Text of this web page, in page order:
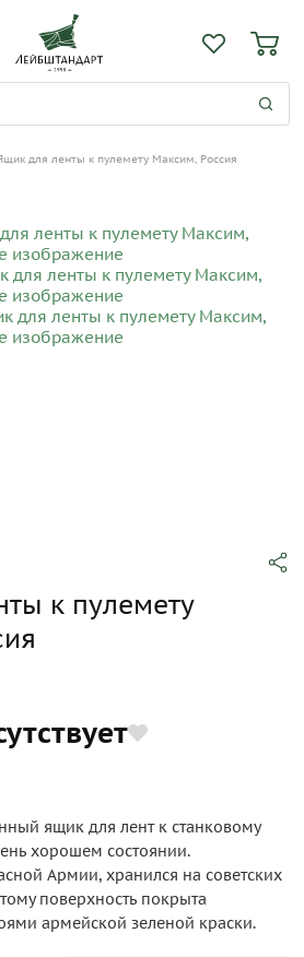
для ленты к пулемету Максим, Россия
к пулемету
ящик для лент к станковому
хорошем состоянии.
Армии, хранился на советских
поверхность покрыта
армейской зеленой краски.